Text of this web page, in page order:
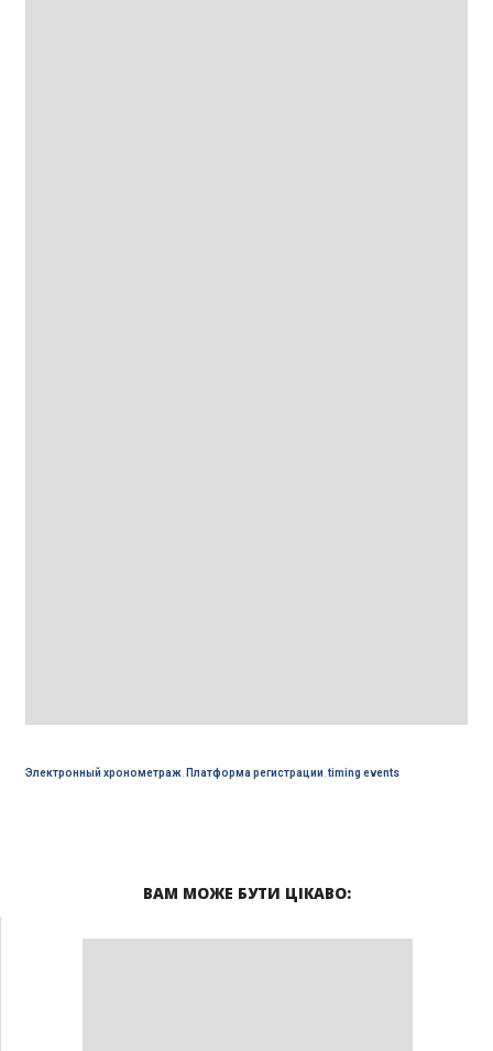
Электронный хронометраж, Платформа регистрации timing events
ВАМ МОЖЕ БУТИ ЦІКАВО: